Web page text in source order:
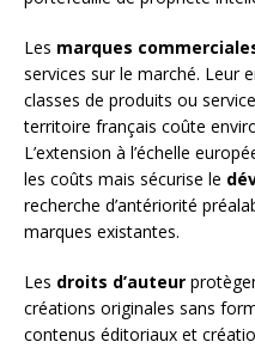
Les marques
services sur le marché. Leur
classes de produits ou
territoire français coûte
L’extension à l’échelle
les coûts mais sécurise le
recherche d’antériorité
marques existantes.
Les droits d’auteur
créations originales sans
contenus éditoriaux et